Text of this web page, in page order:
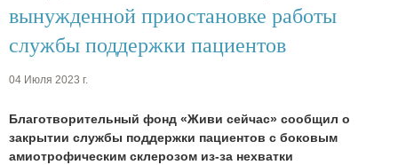
вынужденной приостановке работы
службы поддержки пациентов
04 Июля 2023 г.
Благотворительный фонд «Живи сейчас» сообщил о
закрытии службы поддержки пациентов с боковым
амиотрофическим склерозом из-за нехватки